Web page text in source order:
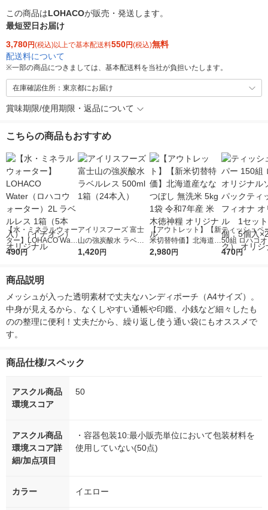
この商品はLOHACOが販売・発送します。
最短翌日お届け
3,780円(税込)以上で基本配送料550円(税込)無料
配送料について
※一部の商品につきましては、基本配送料を当社が負担いたします。
在庫確認住所：東京都にお届け
賞味期限/使用期限・返品について
こちらの商品もおすすめ
【水・ミネラルウォー
ター】LOHACO Wate
r（ロハコウォータ
シ） オリジナル
490円
アイリスフーズ 富士
山の強炭酸水 ラベル
レス 500ml 1箱（24
1,420円
【アウトレット】【新
米切替特価】北海道産
ななつぼし 無洗米 5k
2,980円
ティッシュペ
50組 ロハコ
ルソフトパッ
オリジナル
470円
商品説明
メッシュが入った透明素材で丈夫なハンディポーチ（A4サイズ）。
中身が見えるから、なくしやすい通帳や印鑑、小銭など細々したも
のの整理に便利！丈夫だから、繰り返し使う通い袋にもオススメで
す。
商品仕様/スペック
アスクル商品
環境スコア
50
アスクル商品
環境スコア詳
細/加点項目
・容器包装10:最小販売単位において包装材料を
使用していない(50点)
カラー イエロー